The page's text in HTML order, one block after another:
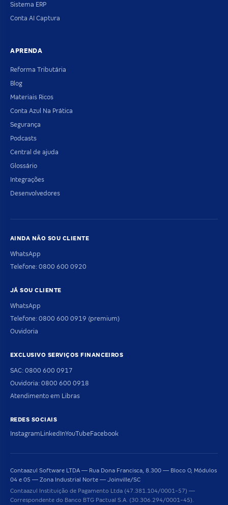
Sistema ERP
Conta AI Captura
APRENDA
Reforma Tributária
Blog
Materiais Ricos
Conta Azul Na Prática
Segurança
Podcasts
Central de ajuda
Glossário
Integrações
Desenvolvedores
AINDA NÃO SOU CLIENTE
WhatsApp
Telefone: 0800 600 0920
JÁ SOU CLIENTE
WhatsApp
Telefone: 0800 600 0919 (premium)
Ouvidoria
EXCLUSIVO SERVIÇOS FINANCEIROS
SAC: 0800 600 0917
Ouvidoria: 0800 600 0918
Atendimento em Libras
REDES SOCIAIS
Instagram LinkedInYouTube Facebook
Contaazul Software LTDA — Rua Dona Francisca, 8.300 — Bloco O, Módulos
04 e 05 — Zona Industrial Norte — Joinville/SC
Contaazul Instituição de Pagamento Ltda (47.381.104/0001-57) —
Correspondente do Banco BTG Pactual S.A. (30.306.294/0001-45).